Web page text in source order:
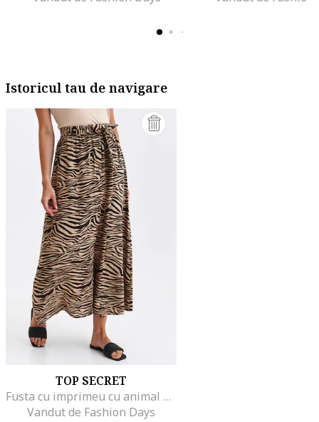
Istoricul tau de navigare
TOP SECRET
Fusta cu imprimeu cu animal print, Negru/Bej
Vandut de Fashion Days